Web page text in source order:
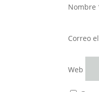
Nombre
Correo
Web